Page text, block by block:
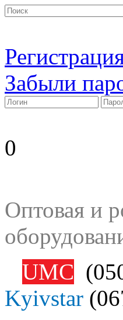
Забыли
0
Оптовая и
UMC
Kyivstar